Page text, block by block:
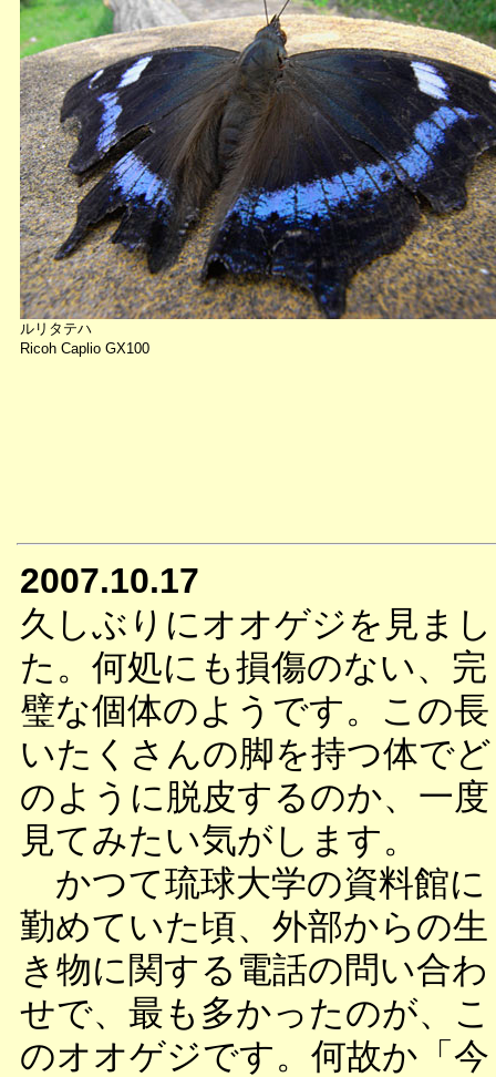
ルリタテハ
Ricoh Caplio GX100
2007.10.17
久しぶりにオオゲジを見まし
た。何処にも損傷のない、完
璧な個体のようです。この長
いたくさんの脚を持つ体でど
のように脱皮するのか、一度
見てみたい気がします。
かつて琉球大学の資料館に
勤めていた頃、外部からの生
き物に関する電話の問い合わ
せで、最も多かったのが、こ
のオオゲジです。何故か「今